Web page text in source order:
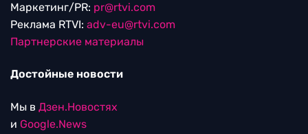
Маркетинг/PR: pr@rtvi.com
Реклама RTVI: adv-eu@rtvi.com
Партнерские материалы
Достойные новости
Мы в Дзен.Новостях
и Google.News